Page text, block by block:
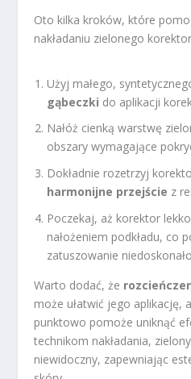
Oto kilka kroków, które
nakładaniu zielonego
Użyj małego,
gąbeczki do aplikacji
Nałóż cienką warstwę
obszary wymagające
Dokładnie rozetrzyj
harmonijne przejście z
Poczekaj, aż korektor
nałożeniem podkładu, co
zatuszowanie
Warto dodać, że
może ułatwić jego aplikację,
punktowo pomoże uniknąć
technikom nakładania,
niewidoczny, zapewniając